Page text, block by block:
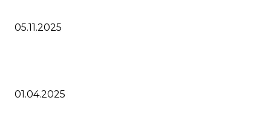
05.11.2025
01.04.2025